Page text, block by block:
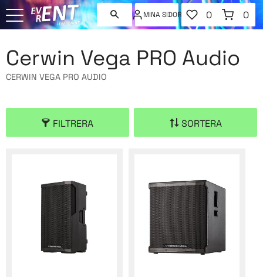
MINA SIDOR
FAVORITER
ANTAL
0
KUNDVAGN
0
Cerwin Vega PRO Audio
CERWIN VEGA PRO AUDIO
FILTRERA SORTERA